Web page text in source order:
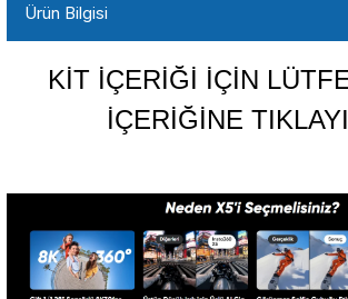
Ürün Bilgisi
KİT İÇERİĞİ İÇİN
İÇERİĞİNE